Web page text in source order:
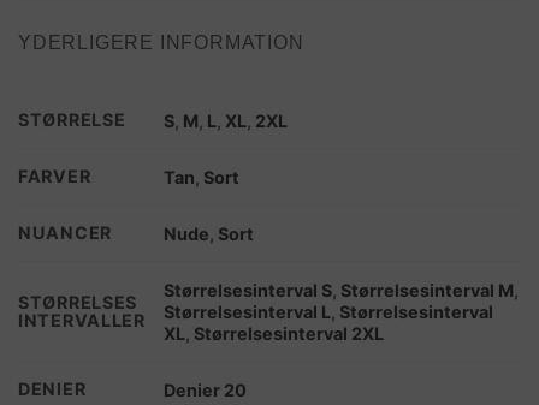
YDERLIGERE INFORMATION
STØRRELSE S M L XL 2XL
FARVER Tan Sort
NUANCER Nude Sort
STØRRELSES
INTERVALLER
Størrelsesinterval S Størrelsesinterval M
Størrelsesinterval L Størrelsesinterval
XL Størrelsesinterval 2XL
DENIER Denier 20